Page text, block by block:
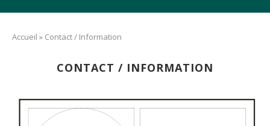
Accueil » Contact / Information
CONTACT / INFORMATION